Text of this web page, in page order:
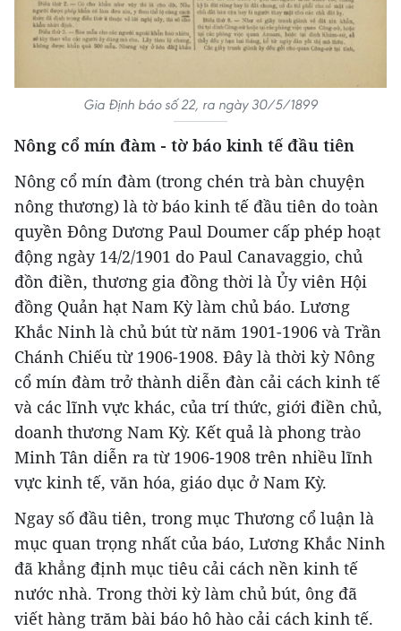
Gia Định báo số 22, ra ngày 30/5/1899
Nông cổ mín đàm - tờ báo kinh tế đầu tiên
Nông cổ mín đàm (trong chén trà bàn chuyện
nông thương) là tờ báo kinh tế đầu tiên do toàn
quyền Đông Dương Paul Doumer cấp phép hoạt
động ngày 14/2/1901 do Paul Canavaggio, chủ
đồn điền, thương gia đồng thời là Ủy viên Hội
đồng Quản hạt Nam Kỳ làm chủ báo. Lương
Khắc Ninh là chủ bút từ năm 1901-1906 và Trần
Chánh Chiếu từ 1906-1908. Đây là thời kỳ Nông
cổ mín đàm trở thành diễn đàn cải cách kinh tế
và các lĩnh vực khác, của trí thức, giới điền chủ,
doanh thương Nam Kỳ. Kết quả là phong trào
Minh Tân diễn ra từ 1906-1908 trên nhiều lĩnh
vực kinh tế, văn hóa, giáo dục ở Nam Kỳ.
Ngay số đầu tiên, trong mục Thương cổ luận là
mục quan trọng nhất của báo, Lương Khắc Ninh
đã khẳng định mục tiêu cải cách nền kinh tế
nước nhà. Trong thời kỳ làm chủ bút, ông đã
viết hàng trăm bài báo hô hào cải cách kinh tế.